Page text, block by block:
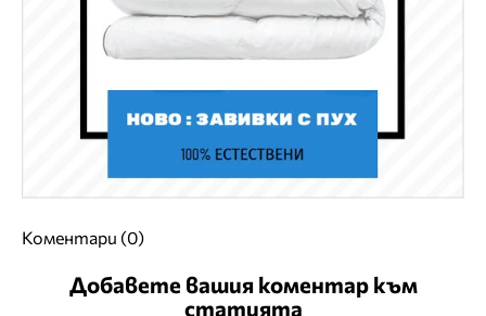
Коментари (0)
Добавете вашия коментар към
статията